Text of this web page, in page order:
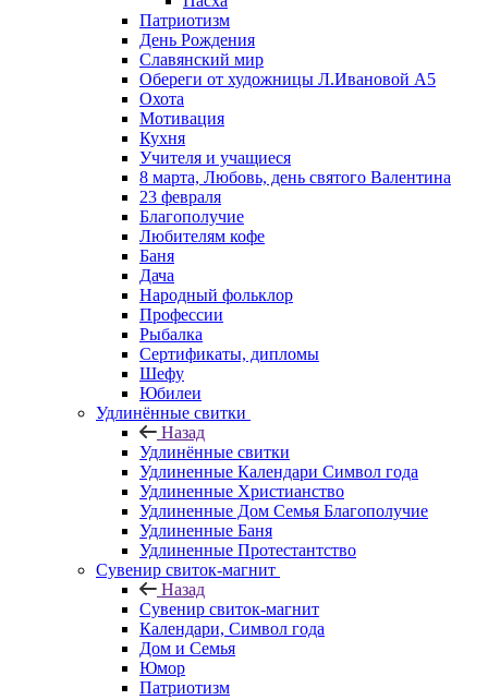
Патриотизм
День Рождения
Славянский мир
Обереги от художницы Л.Ивановой А5
Охота
Мотивация
Кухня
Учителя и учащиеся
8 марта, Любовь, день святого Валентина
23 февраля
Благополучие
Любителям кофе
Баня
Дача
Народный фольклор
Профессии
Рыбалка
Сертификаты, дипломы
Шефу
Юбилеи
Удлинённые свитки
Назад
Удлинённые свитки
Удлиненные Календари Символ года
Удлиненные Христианство
Удлиненные Дом Семья Благополучие
Удлиненные Баня
Удлиненные Протестантство
Сувенир свиток-магнит
Назад
Сувенир свиток-магнит
Календари, Символ года
Дом и Семья
Юмор
Патриотизм